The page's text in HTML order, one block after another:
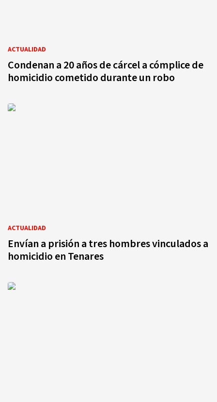
ACTUALIDAD
Condenan a 20 años de cárcel a cómplice de
homicidio cometido durante un robo
ACTUALIDAD
Envían a prisión a tres hombres vinculados a
homicidio en Tenares